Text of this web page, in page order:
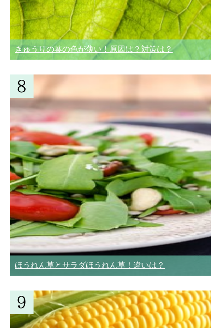
きゅうりの葉の色が薄い！原因は？対策は？
ほうれん草とサラダほうれん草！違いは？